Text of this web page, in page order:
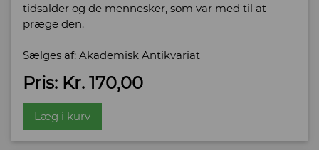
tidsalder og de mennesker, som var med til at
præge den.
Sælges af: Akademisk Antikvariat
Pris: Kr. 170,00
Læg i kurv